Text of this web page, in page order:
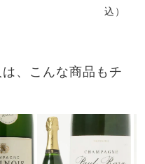
込）
、こんな商品もチ